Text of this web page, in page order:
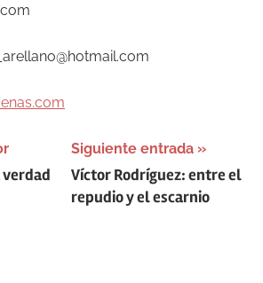
verdad
Siguiente entrada
Víctor Rodríguez: entre el
repudio y el escarnio